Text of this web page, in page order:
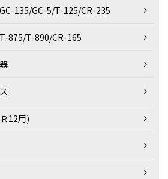
135/GC-5/T-125/CR-235
875/T-890/CR-165
12用)